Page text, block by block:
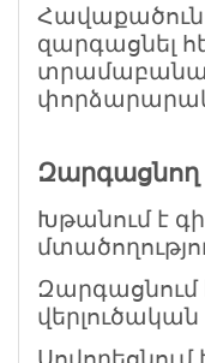
Հավաքածուն
զարգացնել
Զարգացնող
Խթանում է
Զարգացնում
վերլուծական